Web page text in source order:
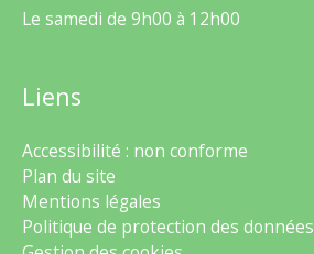
Le samedi de 9h00 à 12h00
Liens
Accessibilité : non conforme
Plan du site
Mentions légales
Politique de protection des données